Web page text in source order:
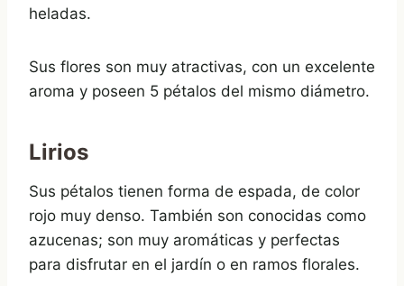
heladas.
Sus flores son muy atractivas, con un excelente
aroma y poseen 5 pétalos del mismo diámetro.
Lirios
Sus pétalos tienen forma de espada, de color
rojo muy denso. También son conocidas como
azucenas; son muy aromáticas y perfectas
para disfrutar en el jardín o en ramos florales.